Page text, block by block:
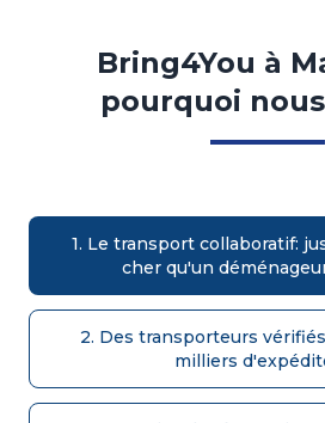
Bring4You à
pourquoi
1. Le transport collaboratif:
cher qu'un
2. Des transporteurs
milliers